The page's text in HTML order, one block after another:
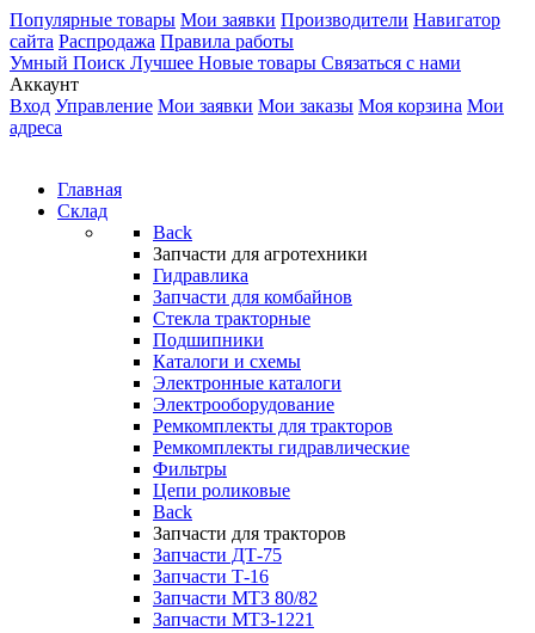
Популярные товары Мои заявки Производители Навигатор
сайта Распродажа Правила работы
Умный Поиск Лучшее Новые товары Связаться с нами
Аккаунт
Вход Управление Мои заявки Мои заказы Моя корзина Мои
адреса
Главная
Склад
Back
Запчасти для агротехники
Гидравлика
Запчасти для комбайнов
Стекла тракторные
Подшипники
Каталоги и схемы
Электронные каталоги
Электрооборудование
Ремкомплекты для тракторов
Ремкомплекты гидравлические
Фильтры
Цепи роликовые
Back
Запчасти для тракторов
Запчасти ДТ-75
Запчасти Т-16
Запчасти МТЗ 80/82
Запчасти МТЗ-1221